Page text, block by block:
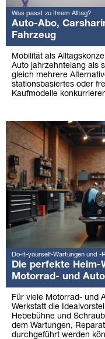
Was passt zu Ihrem Alltag?
Auto-Abo,
Fahrzeug
Mobilität als
Auto jahrzehntelang als
gleich mehrere
stationsbasiertes oder
Kaufmodelle
Do-it-yourself-Wartungen und -
Die perfekte
Motorrad- und
Für viele Motorrad- und
Werkstatt die
Hebebühne und
dem Wartungen,
durchgeführt werden